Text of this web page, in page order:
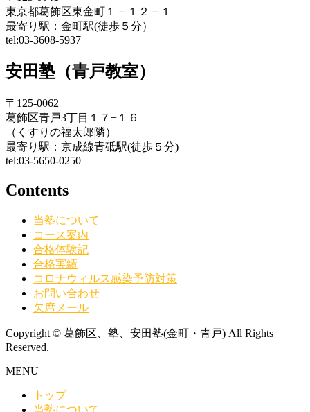
東京都葛飾区東金町１－１２－１
最寄り駅：金町駅(徒歩５分）
tel:03-3608-5937
安田塾（青戸教室）
〒125-0062
葛飾区青戸3丁目１７−１６
（くすりの福太郎隣）
最寄り駅：京成線青砥駅(徒歩５分)
tel:03-5650-0250
Contents
当塾について
コース案内
合格体験記
合格実績
コロナウィルス感染予防対策
お問い合わせ
欠席メール
Copyright © 葛飾区、塾、安田塾(金町・青戸) All Rights
Reserved.
MENU
トップ
当塾について